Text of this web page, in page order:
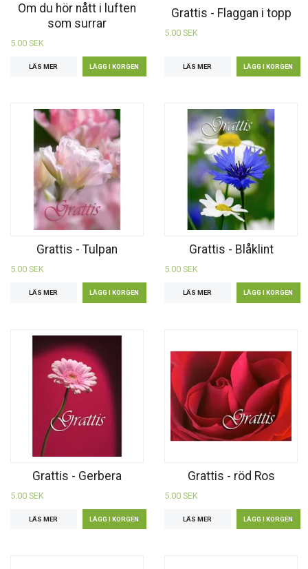
Om du hör nått i luften
som surrar
5.00 SEK
LÄS MER
Grattis - Flaggan i topp
5.00 SEK
LÄS MER
Grattis - Tulpan
5.00 SEK
LÄS MER
Grattis - Blåklint
5.00 SEK
LÄS MER
Grattis - Gerbera
5.00 SEK
LÄS MER
Grattis - röd Ros
5.00 SEK
LÄS MER